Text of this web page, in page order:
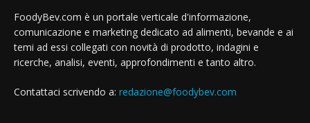
FoodyBev.com è un portale verticale d'informazione,
comunicazione e marketing dedicato ad alimenti, bevande e ai
temi ad essi collegati con novità di prodotto, indagini e
ricerche, analisi, eventi, approfondimenti e tanto altro.
Contattaci scrivendo a: redazione@foodybev.com